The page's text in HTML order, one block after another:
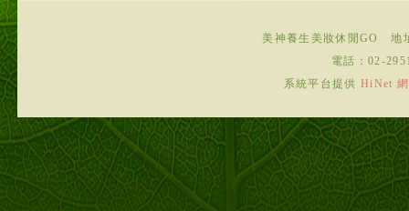
美神養生美妝休閒GO
地
電話： 02-
系統平台提供HiNet